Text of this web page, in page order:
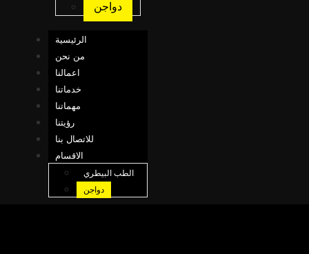
دواجن
الرئيسية
من نحن
اعمالنا
خدماتنا
مهماتنا
رؤيتنا
للاتصال بنا
الاقسام
الطب البيطري
دواجن